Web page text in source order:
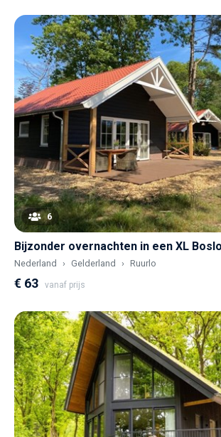
6
Bijzonder overnachten in een XL
Nederland Gelderland Ruurlo
€ 63 vanaf prijs